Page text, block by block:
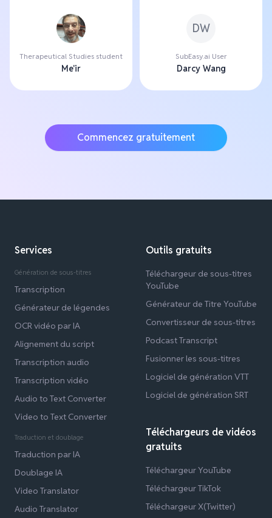
Therapeutical Studies student
Me'ir
DW
SubEasy.ai User
Darcy Wang
Commencez gratuitement
Services
Génération de sous-titres
Transcription
Générateur de légendes
OCR vidéo par IA
Alignement du script
Transcription audio
Transcription vidéo
Audio to Text Converter
Video to Text Converter
Traduction et doublage
Traduction par IA
Doublage IA
Video Translator
Audio Translator
Outils gratuits
Téléchargeur de sous-titres
YouTube
Générateur de Titre YouTube
Convertisseur de sous-titres
Podcast Transcript
Fusionner les sous-titres
Logiciel de génération VTT
Logiciel de génération SRT
Téléchargeurs de vidéos
gratuits
Téléchargeur YouTube
Téléchargeur TikTok
Téléchargeur X(Twitter)